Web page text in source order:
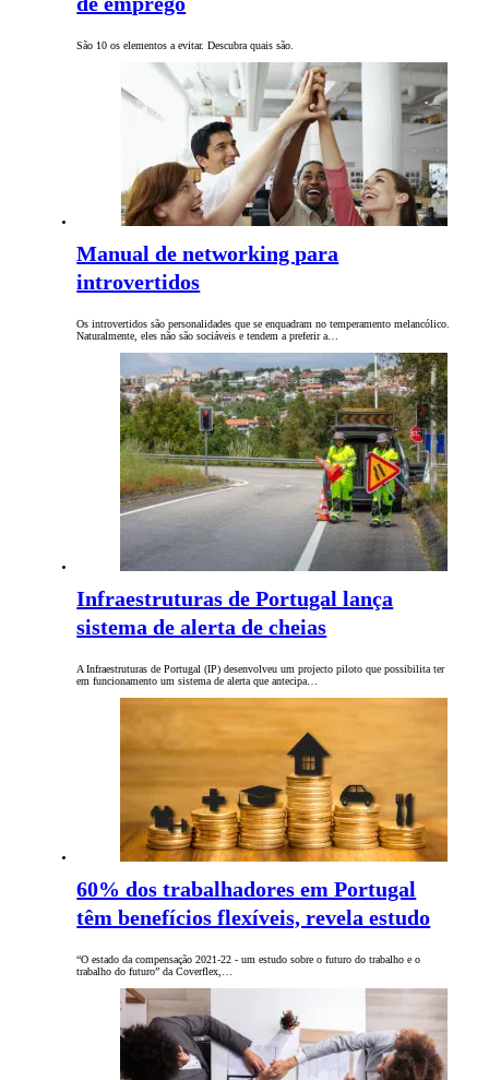
São 10 os elementos a evitar. Descubra quais são.
Manual de networking para
introvertidos
Os introvertidos são personalidades que se enquadram no temperamento melancólico.
Naturalmente, eles não são sociáveis e tendem a preferir a…
Infraestruturas de Portugal lança
sistema de alerta de cheias
A Infraestruturas de Portugal (IP) desenvolveu um projecto piloto que possibilita ter
em funcionamento um sistema de alerta que antecipa…
60% dos trabalhadores em Portugal
têm benefícios flexíveis, revela estudo
“O estado da compensação 2021-22 - um estudo sobre o futuro do trabalho e o
trabalho do futuro” da Coverflex,…